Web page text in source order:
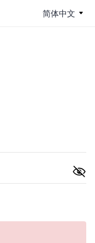
简体中文